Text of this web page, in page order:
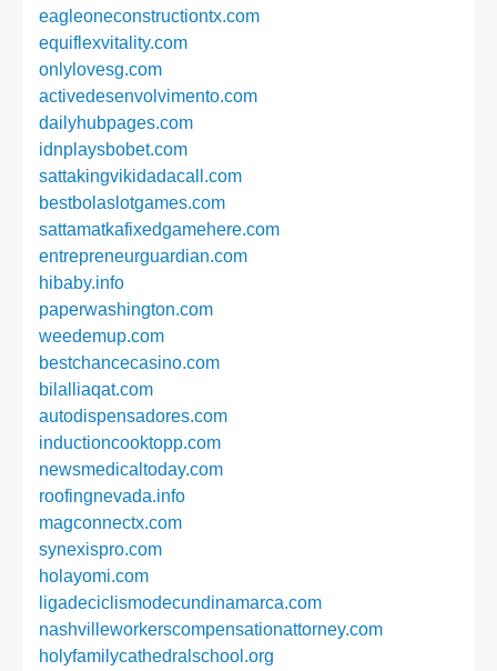
eagleoneconstructiontx.com
equiflexvitality.com
onlylovesg.com
activedesenvolvimento.com
dailyhubpages.com
idnplaysbobet.com
sattakingvikidadacall.com
bestbolaslotgames.com
sattamatkafixedgamehere.com
entrepreneurguardian.com
hibaby.info
paperwashington.com
weedemup.com
bestchancecasino.com
bilalliaqat.com
autodispensadores.com
inductioncooktopp.com
newsmedicaltoday.com
roofingnevada.info
magconnectx.com
synexispro.com
holayomi.com
ligadeciclismodecundinamarca.com
nashvilleworkerscompensationattorney.com
holyfamilycathedralschool.org